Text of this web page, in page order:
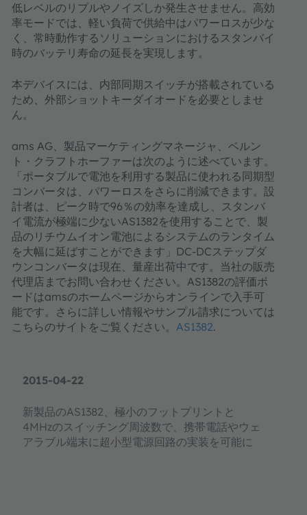
2015-04-22
新製品のAS1382、極小のフットプリントと
4MHzのスイッチング周波数で、携帯電話やウェ
アラブル端末に超小型電源回路の実装を可能に
低レベルのリプルやノイズしか発生させません。高効
率モードでは、軽い負荷で供給中はパワーロスが少な
く、常時動作するソリューションにおけるスタンバイ
時のバッテリ寿命の延長を実現します。
本デバイスには、内部同期スイッチが搭載されている
ため、外部ショットキーダイオードを必要としませ
ん。
ams AG、製品マーケティングマネージャ、ベルン
ト・クラフトホーファーは次のように述べています。
「ポータブルで電池を利用する製品に使われる同期型
コンバータは、パワーロスをさらに削減できます。設
計者は、ピーク時で96％の効率を達成し、スタンバ
イ電流が極端に少ないAS1382を使用することで、製
品のリチウムイオン電池によるシステムのランタイム
を大幅に延ばすことができます」DC-DCステップダ
ウンコンバータは現在、量産出荷中です。当社の販売
代理店までお問い合わせください。AS1382の評価ボ
ードはamsのホームページからオンラインで入手可
能です。さらに詳しい情報やサンプル請求については
こちらのサイトをご覧ください。 AS1382.